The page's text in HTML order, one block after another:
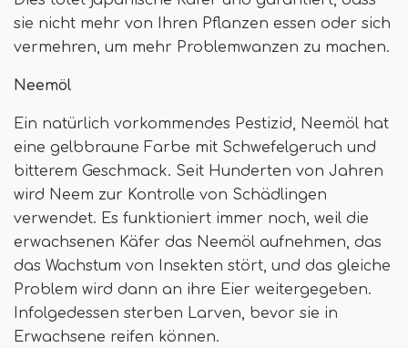
sie nicht mehr von Ihren Pflanzen essen oder sich
vermehren, um mehr Problemwanzen zu machen.
Neemöl
Ein natürlich vorkommendes Pestizid, Neemöl hat
eine gelbbraune Farbe mit Schwefelgeruch und
bitterem Geschmack. Seit Hunderten von Jahren
wird Neem zur Kontrolle von Schädlingen
verwendet. Es funktioniert immer noch, weil die
erwachsenen Käfer das Neemöl aufnehmen, das
das Wachstum von Insekten stört, und das gleiche
Problem wird dann an ihre Eier weitergegeben.
Infolgedessen sterben Larven, bevor sie in
Erwachsene reifen können.